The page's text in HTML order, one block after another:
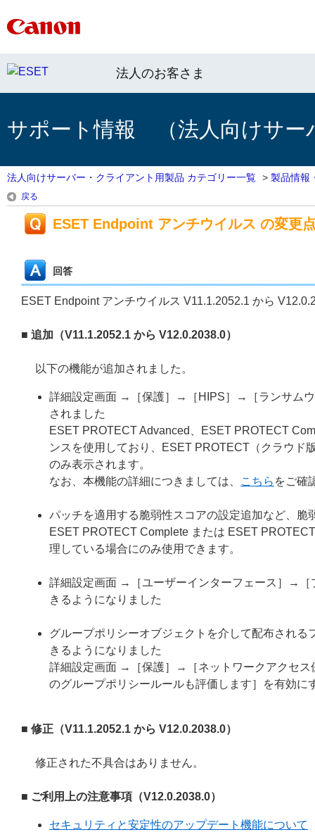
法人のお客さま
サポート情報 （法人向けサー
法人向けサーバー・クライアント用製品 カテゴリー一覧 > 製品情報
戻る
ESET Endpoint アンチウイルス の変更
回答
ESET Endpoint アンチウイルス V11.1.2052.1 から
■ 追加（V11.1.2052.1 から V12.0.2038.0）
以下の機能が追加されました。
詳細設定画面 →［保護］→［HIPS］→［ランサムウ
されました
ESET PROTECT Advanced、ESET PROTECT
ンスを使用しており、ESET PROTECT（クラウド
のみ表示されます。
なお、本機能の詳細につきましては、
こちら をご確
パッチを適用する脆弱性スコアの設定追加など、脆
ESET PROTECT Complete または ESET
理している場合にのみ使用できます。
詳細設定画面 →［ユーザーインターフェース］→［
きるようになりました
グループポリシーオブジェクトを介して配布され
きるようになりました
詳細設定画面 →［保護］→［ネットワークアクセ
のグループポリシールールも評価します］を有効に
■ 修正（V11.1.2052.1 から V12.0.2038.0）
修正された不具合はありません。
■ ご利用上の注意事項（V12.0.2038.0）
セキュリティと安定性のアップデート機能について